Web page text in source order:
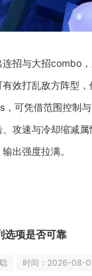
招与大招combo
效打乱敌方阵型
可凭借范围控制
攻速与冷却缩减
出强度拉满。
选项是否可靠
时间：2026-08-